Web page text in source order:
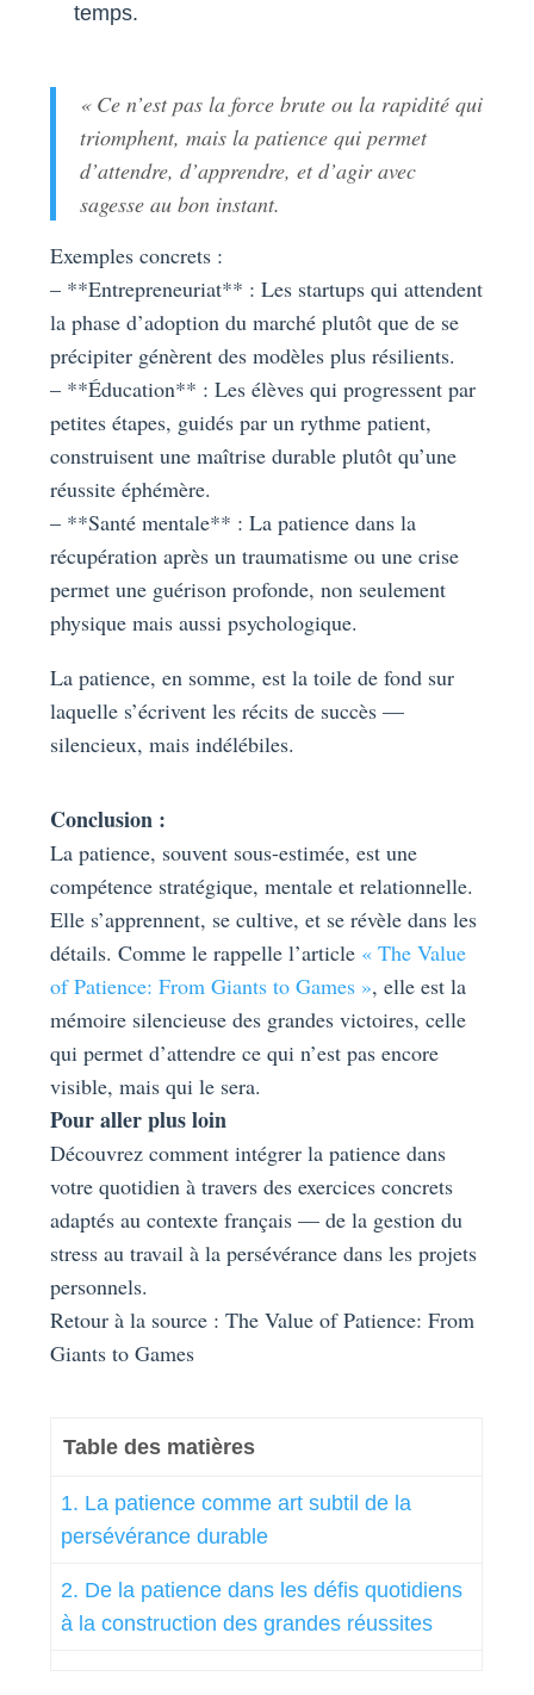
temps.
« Ce n’est pas la force brute ou la rapidité qui
triomphent, mais la patience qui permet
d’attendre, d’apprendre, et d’agir avec
sagesse au bon instant.
Exemples concrets :
– **Entrepreneuriat** : Les startups qui attendent
la phase d’adoption du marché plutôt que de se
précipiter génèrent des modèles plus résilients.
– **Éducation** : Les élèves qui progressent par
petites étapes, guidés par un rythme patient,
construisent une maîtrise durable plutôt qu’une
réussite éphémère.
– **Santé mentale** : La patience dans la
récupération après un traumatisme ou une crise
permet une guérison profonde, non seulement
physique mais aussi psychologique.
La patience, en somme, est la toile de fond sur
laquelle s’écrivent les récits de succès —
silencieux, mais indélébiles.
Conclusion :
La patience, souvent sous-estimée, est une
compétence stratégique, mentale et relationnelle.
Elle s’apprennent, se cultive, et se révèle dans les
détails. Comme le rappelle l’article « The Value
of Patience: From Giants to Games », elle est la
mémoire silencieuse des grandes victoires, celle
qui permet d’attendre ce qui n’est pas encore
visible, mais qui le sera.
Pour aller plus loin
Découvrez comment intégrer la patience dans
votre quotidien à travers des exercices concrets
adaptés au contexte français — de la gestion du
stress au travail à la persévérance dans les projets
personnels.
Retour à la source : The Value of Patience: From
Giants to Games
Table des matières
1. La patience comme art subtil de la
persévérance durable
2. De la patience dans les défis quotidiens
à la construction des grandes réussites